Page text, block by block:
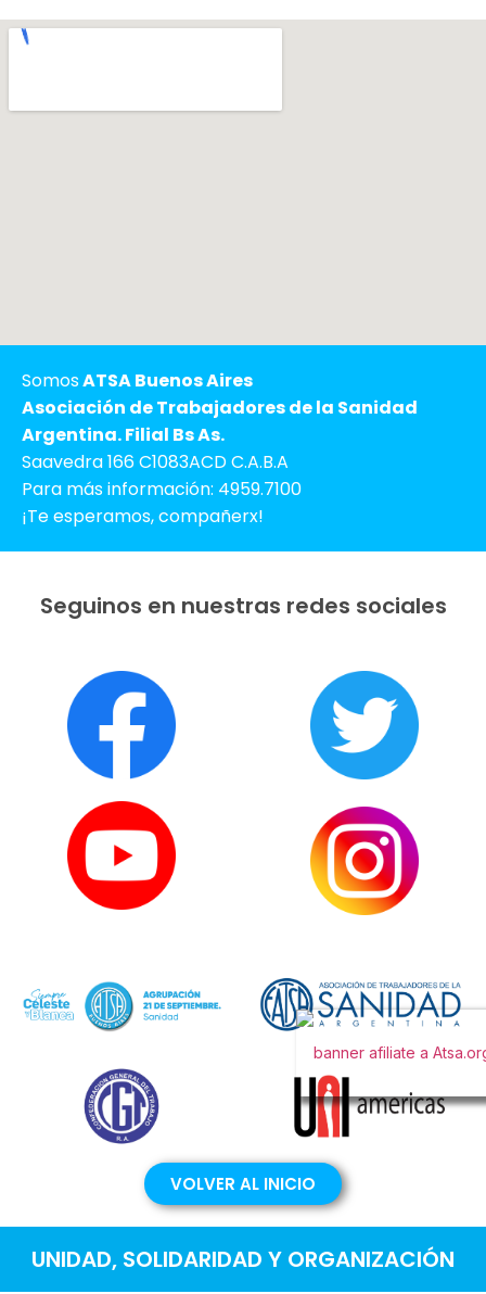
SomosATSA Buenos Aires
Asociación de Trabajadores de la Sanidad
Argentina. Filial Bs As.
Saavedra 166 C1083ACD C.A.B.A
Para más información: 4959.7100
¡Te esperamos, compañerx!
Seguinos en nuestras redes sociales
VOLVER AL INICIO
UNIDAD, SOLIDARIDAD Y ORGANIZACIÓN